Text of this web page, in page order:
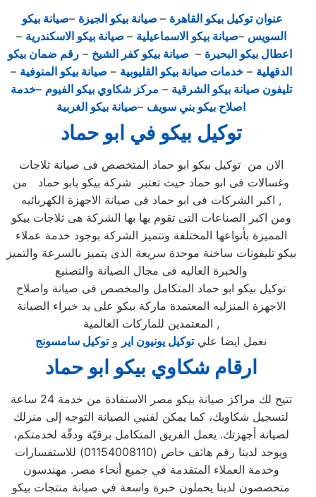
عنوان توكيل بيكو القاهرة – صيانة بيكو الجيزة –صيانة بيكو
السويس –صيانة بيكو الاسماعيلية – صيانة بيكو الاسكندرية –
اعطال بيكو البحيرة – صيانة بيكو كفر الشيخ –رقم ضمان بيكو
الدقهلية –خدمات صيانة بيكو القليوبية – صيانة بيكو المنوفية –
تليفون صيانة بيكو الشرقية – مركز شكاوي بيكو الفيوم –خدمة
اصلاح بيكو بني سويف –صيانة بيكو الغربية
توكيل بيكو في ابو حماد
الان من توكيل بيكو ابو حماد المتخصص فى صيانة ثلاجات
وغسالات فى ابو حماد حيث تعتبر شركة بيكو بابو حماد من
اكبر الشركات فى ابو حماد فى صيانة الاجهزة الكهربائيه ,
ومن اكبر الصناعات التى تقوم بها بها الشركة هى ثلاجات بيكو
المميزة بأنواعها المختلفة وتتميز الشركة بوجود خدمة عملاء
بيكو تليفونات ساخنة موحدة سريعة الذى يتميز بالسرعة والتميز
والخبرة العاليه فى مجال الصيانة والتصنيع
توكيل بيكو ابو حماد المتكامل والمخصص فى صيانة واصلاح
الاجهزة المنزليه المعتمدة ماركة بيكو على يد خبراء الصيانة
المعتمدين للماركات العالمية ,
نعمل ايضا عليتوكيل يونيون اير وتوكيل سامسونج
ارقام شكاوي بيكو ابو حماد
تتيح لك مراكز صيانة بيكو مصر الاستفادة من خدمة 24 ساعة
لتسجيل شكاويك، كما يمكن لفنيي الصيانة التوجه إلى منزلك
لصيانة أجهزتك. يعمل الفريق المتكامل برقيّة ودقّة لخدمتكم،
ويوجد لدينا رقم هاتف خاص (01154008110) للاستفسارات
وخدمة العملاء المتقدمة في جميع أنحاء مصر. مهندسون
متخصصون لدينا يحملون خبرة واسعة في صيانة منتجات بيكو